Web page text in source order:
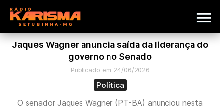
Jaques Wagner anuncia saída da liderança do
governo no Senado
Publicado em 24/06/2026
Política
O senador Jaques Wagner (PT-BA) anunciou nesta